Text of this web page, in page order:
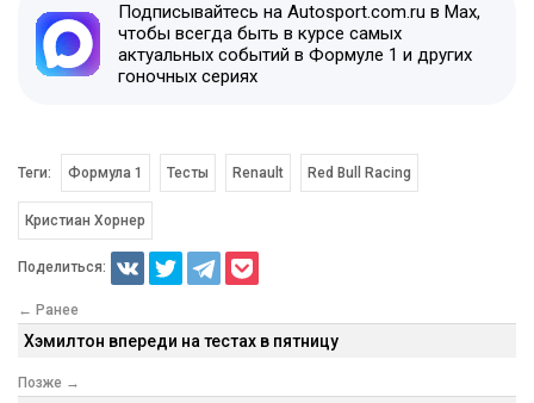
Подписывайтесь на Autosport.com.ru в Max,
чтобы всегда быть в курсе самых
актуальных событий в Формуле 1 и других
гоночных сериях
Теги: Формула 1 Тесты Renault Red Bull Racing
Кристиан Хорнер
Поделиться:
← Ранее
Хэмилтон впереди на тестах в пятницу
Позже →